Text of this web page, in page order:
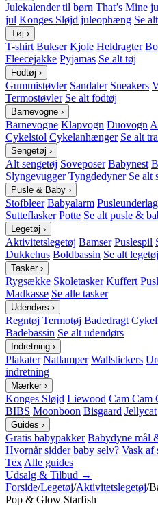
Julekalender til børn That’s Mine
jul Konges Sløjd juleophæng Se
Tøj ›
T-shirt Bukser Kjole Heldragter
Fleecejakke Pyjamas Se alt tøj
Fodtøj ›
Gummistøvler Sandaler Sneakers
Termostøvler Se alt fodtøj
Barnevogne ›
Barnevogne Klapvogn Duovogn
Cykelstol Cykelanhænger Se alt
Sengetøj ›
Alt sengetøj Soveposer Babynest
Slyngevugger Tyngdedyner Se alt
Pusle & Baby ›
Stofbleer Babyalarm Pusleunderlag
Sutteflasker Potte Se alt pusle &
Legetøj ›
Aktivitetslegetøj Bamser Puslespil
Dukkehus Boldbassin Se alt legetøj
Tasker ›
Rygsække Skoletasker Kuffert
Madkasse Se alle tasker
Udendørs ›
Regntøj Termotøj Badedragt
Badebassin Se alt udendørs
Indretning ›
Plakater Natlamper Wallstickers
indretning
Mærker ›
Konges Sløjd Liewood Cam Cam
BIBS Moonboon Bisgaard Jellycat
Guides ›
Gratis babypakker Babydyne mål
Hvornår sidder baby selv? Vask af
Tex Alle guides
Udsalg & Tilbud →
Forside/Legetøj/Aktivitetslegetøj/
Pop & Glow Starfish